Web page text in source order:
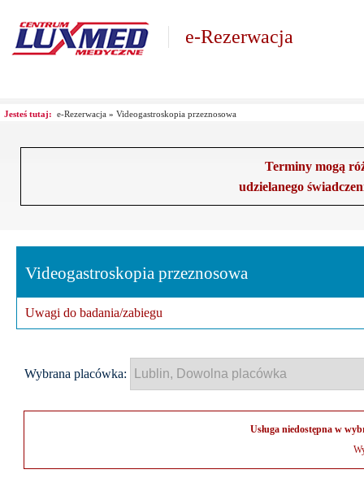
e-Rezerwacja
Jesteś tutaj: e-Rezerwacja » Videogastroskopia przeznosowa
Terminy mogą
udzielanego
Videogastroskopia przeznosowa
Uwagi do badania/zabiegu
Wybrana placówka:
Usługa niedostępna w